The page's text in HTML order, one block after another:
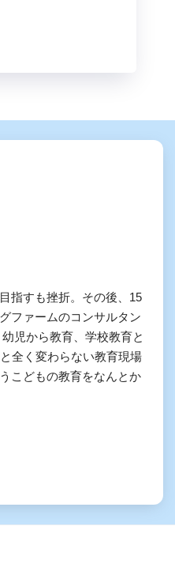
指すも挫折。その後、15
ファームのコンサルタン
児から教育、学校教育と
全く変わらない教育現場
こどもの教育をなんとか